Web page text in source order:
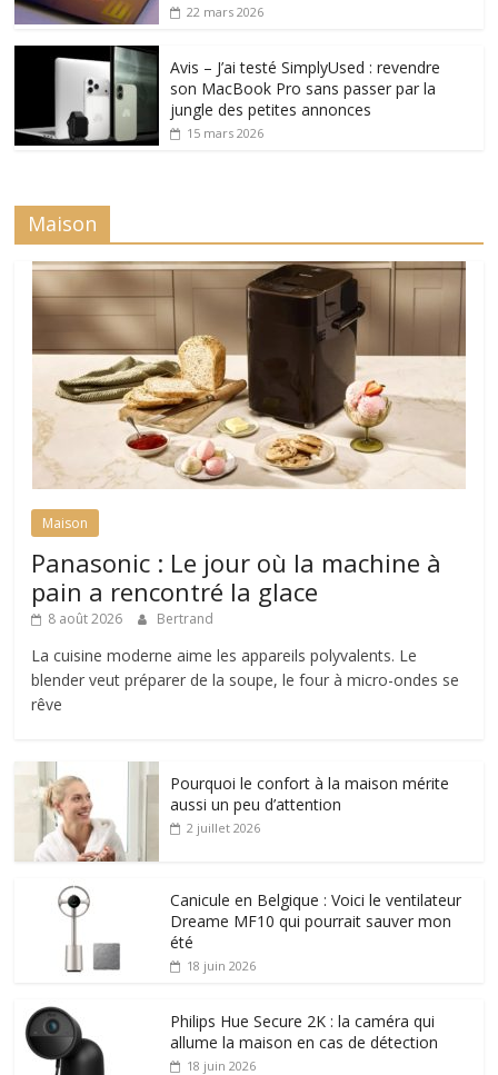
22 mars 2026
Avis – J’ai testé SimplyUsed : revendre
son MacBook Pro sans passer par la
jungle des petites annonces
15 mars 2026
Maison
Maison
Panasonic : Le jour où la machine à
pain a rencontré la glace
8 août 2026 Bertrand
La cuisine moderne aime les appareils polyvalents. Le
blender veut préparer de la soupe, le four à micro-ondes se
rêve
Pourquoi le confort à la maison mérite
aussi un peu d’attention
2 juillet 2026
Canicule en Belgique : Voici le ventilateur
Dreame MF10 qui pourrait sauver mon
été
18 juin 2026
Philips Hue Secure 2K : la caméra qui
allume la maison en cas de détection
18 juin 2026